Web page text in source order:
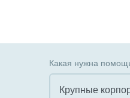
Какая нужна